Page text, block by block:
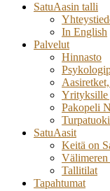
SatuAasin talli
In English
Palvelut
Hinnasto
Yrityksille
Pakopeli
SatuAasit
Keitä on
Välimeren
Tallitilat
Tapahtumat